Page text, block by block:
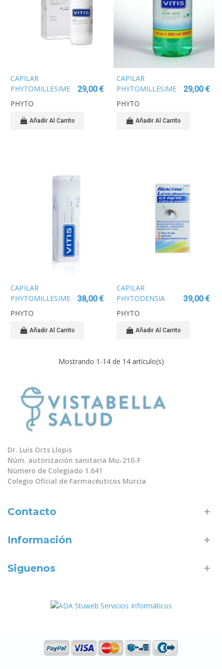
CAPILAR
PHYTOMILLESIME
PRE-CHAMPU
PROTECTOR
29,00 €
PHYTO
Añadir Al Carrito
CAPILAR
PHYTOMILLESIME
PELO TEÑIDO Y
ACLARADO
29,00 €
PHYTO
Añadir Al Carrito
CAPILAR
PHYTOMILLESIME
MASCARILLA
CABELLOS
TEÑIDOS 200ML
38,00 €
PHYTO
Añadir Al Carrito
CAPILAR
PHYTODENSIA
SERUM
RELLENADOR 30ML
39,00 €
PHYTO
Añadir Al Carrito
Mostrando 1 -14 de 14 artículo(s)
Dr. Luis Orts Llopis
Núm. autorización sanitaria Mu-210-F
Número de Colegiado 1.641
Colegio Oficial de Farmacéuticos Murcia
Contacto
Información
Siguenos